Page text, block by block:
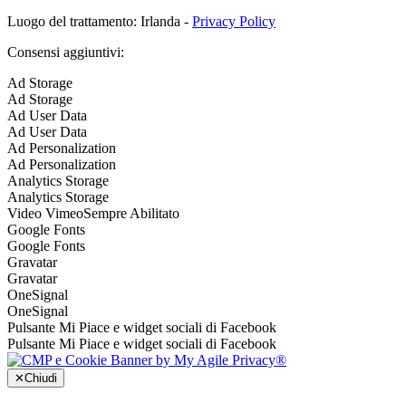
Luogo del trattamento: Irlanda - Privacy Policy
Consensi aggiuntivi:
Ad Storage
Ad Storage
Ad User Data
Ad User Data
Ad Personalization
Ad Personalization
Analytics Storage
Analytics Storage
Video VimeoSempre Abilitato
Google Fonts
Google Fonts
Gravatar
Gravatar
OneSignal
OneSignal
Pulsante Mi Piace e widget sociali di Facebook
Pulsante Mi Piace e widget sociali di Facebook
✕Chiudi